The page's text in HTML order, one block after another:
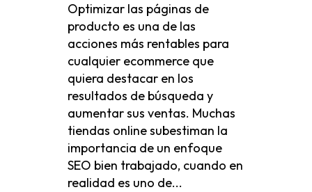
Optimizar las páginas de
producto es una de las
acciones más rentables para
cualquier ecommerce que
quiera destacar en los
resultados de búsqueda y
aumentar sus ventas. Muchas
tiendas online subestiman la
importancia de un enfoque
SEO bien trabajado, cuando en
realidad es uno de...